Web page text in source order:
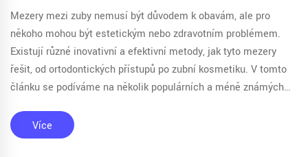
Mezery mezi zuby nemusí být důvodem k obavám, ale pro
někoho mohou být estetickým nebo zdravotním problémem.
Existují různé inovativní a efektivní metody, jak tyto mezery
řešit, od ortodontických přístupů po zubní kosmetiku. V tomto
článku se podíváme na několik populárních a méně známých
úsměvu. Zahrnujeme tipy od expertů a sdílíme užitečné
informace, které vám pomohou učinit informované rozhodnutí
Více